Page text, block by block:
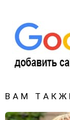
ВАМ